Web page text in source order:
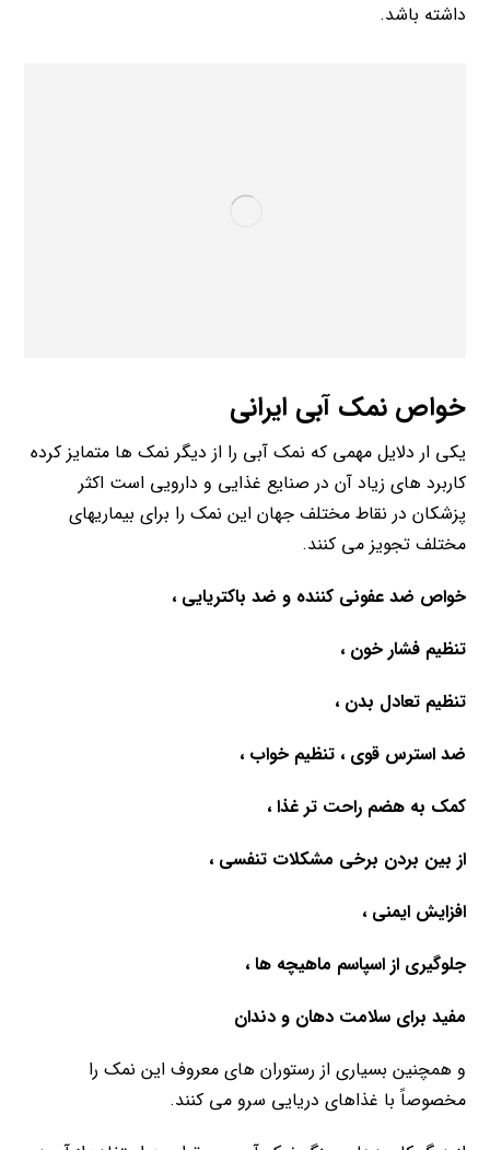
داشته باشد.
خواص نمک آبی ایرانی
یکی ار دلایل مهمی که نمک آبی را از دیگر نمک ها متمایز کرده
کاربرد های زیاد آن در صنایع غذایی و دارویی است اکثر
پزشکان در نقاط مختلف جهان این نمک را برای بیماریهای
مختلف تجویز می کنند.
خواص ضد عفونی کننده و ضد باکتریایی ،
تنظیم فشار خون ،
تنظیم تعادل بدن ،
ضد استرس قوی ، تنظیم خواب ،
کمک به هضم راحت تر غذا ،
از بین بردن برخی مشکلات تنفسی ،
افزایش ایمنی ،
جلوگیری از اسپاسم ماهیچه ها ،
مفید برای سلامت دهان و دندان
و همچنین بسیاری از رستوران های معروف این نمک را
مخصوصاً با غذاهای دریایی سرو می کنند.